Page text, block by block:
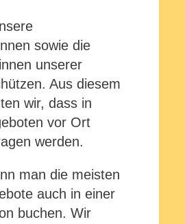
sowie die
unserer
Aus diesem
wir, dass in
vor Ort
werden.
man die meisten
auch in einer
buchen. Wir